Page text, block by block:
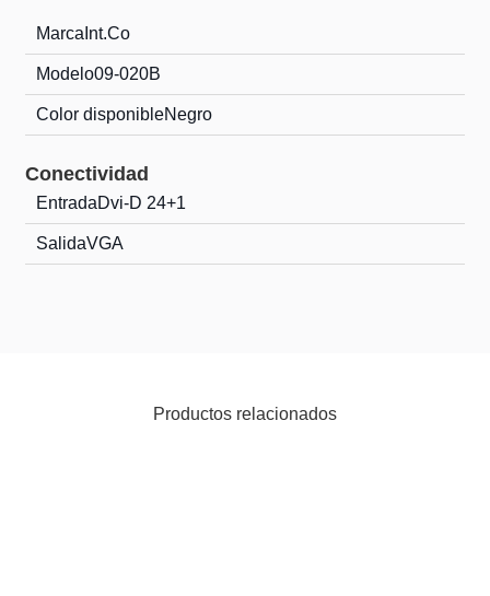
Marca Int.Co
Modelo09-020B
Color disponibleNegro
Conectividad
EntradaDvi-D 24+1
SalidaVGA
Productos relacionados